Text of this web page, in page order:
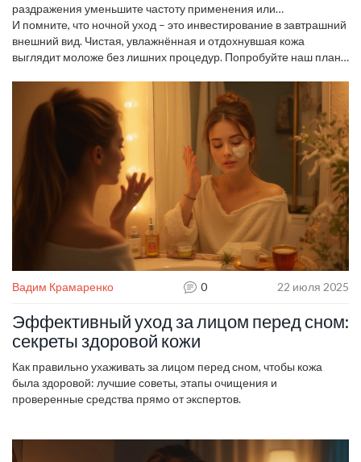
раздражения уменьшите частоту применения или
проконсультируйтесь со специалистом.
И помните, что ночной уход – это инвестирование в завтрашний
внешний вид. Чистая, увлажнённая и отдохнувшая кожа
выглядит моложе без лишних процедур. Попробуйте наш план
Вадим Крамаренко 0 22 июля 2025
Эффективный уход за лицом перед сном:
секреты здоровой кожи
Как правильно ухаживать за лицом перед сном, чтобы кожа
была здоровой: лучшие советы, этапы очищения и
проверенные средства прямо от экспертов.